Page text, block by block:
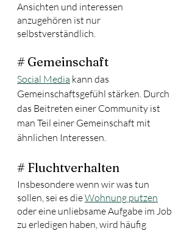
Ansichten und interessen
anzugehören ist nur
selbstverständlich.
# Gemeinschaft
Social Media kann das
Gemeinschaftsgefühl stärken. Durch
das Beitreten einer Community ist
man Teil einer Gemeinschaft mit
ähnlichen Interessen.
# Fluchtverhalten
Insbesondere wenn wir was tun
sollen, sei es die Wohnung putzen
oder eine unliebsame Aufgabe im Job
zu erledigen haben, wird häufig